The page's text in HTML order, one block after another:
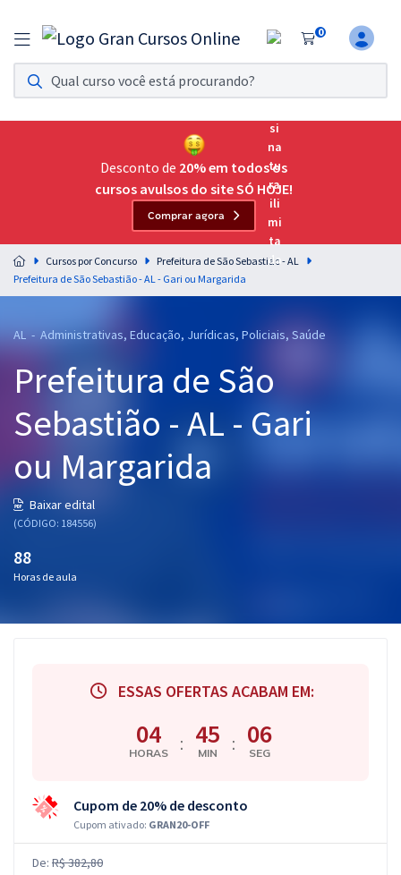
0
Assinatura Ilimitada 11
Acesso a todos os cursos. Teste grátis por 7 dias!
Assinatura OAB Até Passar
Acesso ilimitado a toda preparação para o Exame da
Residências Multiprofissionais
Preparação completa e intensiva para as principais
residências em saúde do Brasil
Cursos 20% OFF
Pós
Graduação
OAB
Conteúdo gratuito
Desconto de 20% em todos os
cursos avulsos do site SÓ HOJE!
Comprar agora
Cursos por Concurso
Prefeitura de São Sebastião - AL
Prefeitura de São Sebastião - AL - Gari ou Margarida
AL - Administrativas, Educação, Jurídicas, Policiais, Saúde
Prefeitura de São
Sebastião - AL - Gari
ou Margarida
Baixar edital
(CÓDIGO: 184556)
88
Horas de aula
ESSAS OFERTAS ACABAM EM:
04
HORAS : 45
MIN : 06
SEG
Cupom de 20% de desconto
Cupom ativado: GRAN20-OFF
De: R$ 382,80